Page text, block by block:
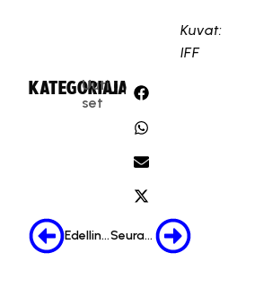
Kuvat:
IFF
KATEGORIA:
Uuti
set
JAA:
Edellinen Seuraava